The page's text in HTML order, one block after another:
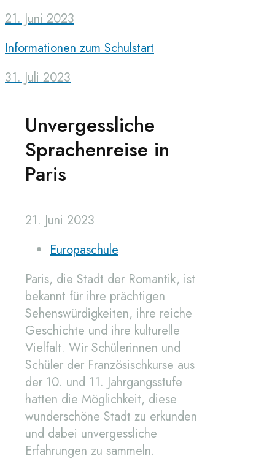
21. Juni 2023
Informationen zum Schulstart
31. Juli 2023
Unvergessliche
Sprachenreise in
Paris
21. Juni 2023
Europaschule
Paris, die Stadt der Romantik, ist
bekannt für ihre prächtigen
Sehenswürdigkeiten, ihre reiche
Geschichte und ihre kulturelle
Vielfalt. Wir Schülerinnen und
Schüler der Französischkurse aus
der 10. und 11. Jahrgangsstufe
hatten die Möglichkeit, diese
wunderschöne Stadt zu erkunden
und dabei unvergessliche
Erfahrungen zu sammeln.